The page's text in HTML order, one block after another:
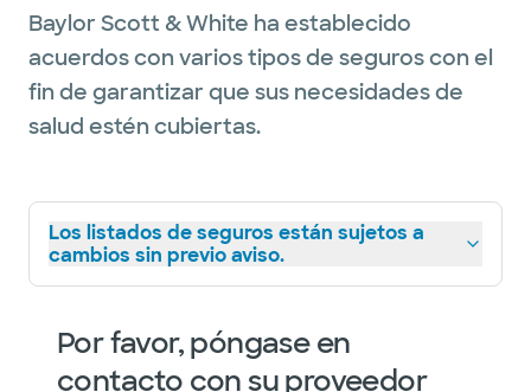
Baylor Scott & White ha establecido
acuerdos con varios tipos de seguros con el
fin de garantizar que sus necesidades de
salud estén cubiertas.
Los listados de seguros están sujetos a
cambios sin previo aviso.
Por favor, póngase en
contacto con su proveedor